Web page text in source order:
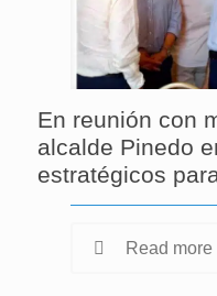
En reunión con
alcalde Pinedo
estratégicos
Read more